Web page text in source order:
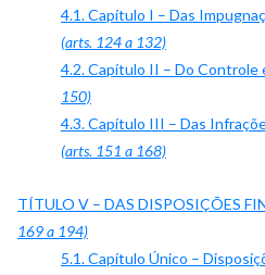
4.1. Capítulo I – Das
(arts. 124 a 132)
4.2. Capítulo II – Do Controle
150)
4.3. Capítulo III – Das
(arts. 151 a 168)
TÍTULO V – DAS DISPOSIÇÕES
169 a 194)
5.1. Capítulo Único –